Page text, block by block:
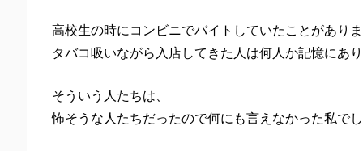
高校生の時にコンビニでバイトしていたことがありま
タバコ吸いながら入店してきた人は何人か記憶にあり
そういう人たちは、
怖そうな人たちだったので何にも言えなかった私でし